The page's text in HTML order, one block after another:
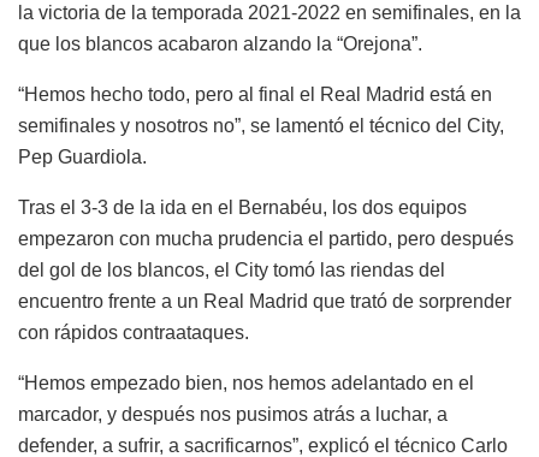
la victoria de la temporada 2021-2022 en semifinales, en la
que los blancos acabaron alzando la “Orejona”.
“Hemos hecho todo, pero al final el Real Madrid está en
semifinales y nosotros no”, se lamentó el técnico del City,
Pep Guardiola.
Tras el 3-3 de la ida en el Bernabéu, los dos equipos
empezaron con mucha prudencia el partido, pero después
del gol de los blancos, el City tomó las riendas del
encuentro frente a un Real Madrid que trató de sorprender
con rápidos contraataques.
“Hemos empezado bien, nos hemos adelantado en el
marcador, y después nos pusimos atrás a luchar, a
defender, a sufrir, a sacrificarnos”, explicó el técnico Carlo